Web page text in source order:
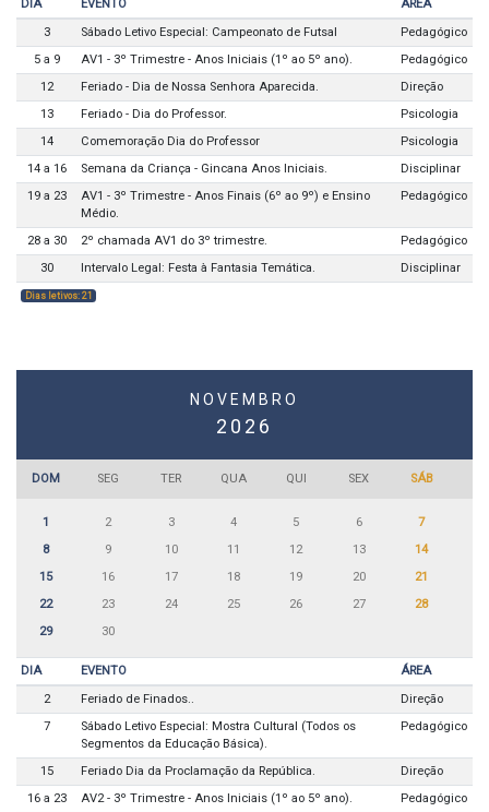
DIA EVENTO
ÁREA
3
Sábado Letivo Especial: Campeonato de Futsal
Pedagógico
5 a 9
AV1 - 3º Trimestre - Anos Iniciais (1º ao 5º ano).
Pedagógico
12
Feriado - Dia de Nossa Senhora Aparecida.
Direção
13
Feriado - Dia do Professor.
Psicologia
14
Comemoração Dia do Professor
Psicologia
14 a 16
Semana da Criança - Gincana Anos Iniciais.
Disciplinar
19 a 23
AV1 - 3º Trimestre - Anos Finais (6º ao 9º) e Ensino
Médio.
Pedagógico
28 a 30 2º chamada AV1 do 3º trimestre.
Pedagógico
30
Intervalo Legal: Festa à Fantasia Temática. Disciplinar
Dias letivos: 21
NOVEMBRO
2026
DOM SEG TER QUA QUI SEX SÁB
1 2 3 4 5 6
7
8
9 10 11 12 13
14
15
16 17 18 19 20
21
22
23 24 25 26 27
28
29
30
DIA EVENTO
ÁREA
2
Feriado de Finados..
Direção
7
Sábado Letivo Especial: Mostra Cultural (Todos os
Segmentos da Educação Básica).
Pedagógico
15 Feriado Dia da Proclamação da República.
Direção
16 a 23
AV2 - 3º Trimestre - Anos Iniciais (1º ao 5º ano).
Pedagógico